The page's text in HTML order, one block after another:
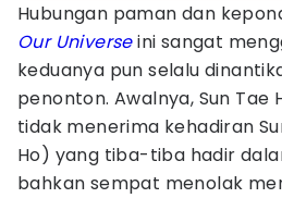
Hubungan paman dan
Our Universeini sangat
keduanya pun selalu
penonton. Awalnya, Sun Tae
tidak menerima kehadiran
Ho) yang tiba-tiba hadir
bahkan sempat menolak